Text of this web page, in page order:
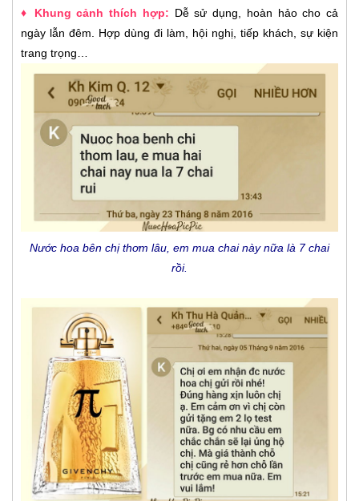
♦ Khung cảnh thích hợp: Dễ sử dụng, hoàn hảo cho cả
ngày lẫn đêm. Hợp dùng đi làm, hội nghị, tiếp khách, sự kiện
trang trọng…
Nước hoa bên chị thơm lâu, em mua chai này nữa là 7 chai
rồi.